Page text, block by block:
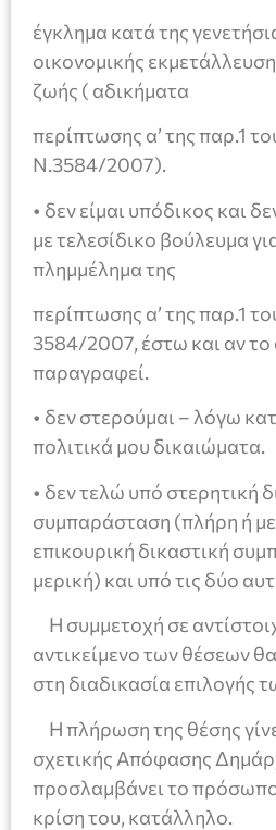
έγκλημα κατά της
οικονομικής
ζωής ( αδικήματα
περίπτωσης α’ της παρ.1
Ν.3584/2007).
• δεν είμαι υπόδικος και
με τελεσίδικο βούλευμα
πλημμέλημα της
περίπτωσης α’ της παρ.1
3584/2007, έστω και αν το
παραγραφεί.
• δεν στερούμαι – λόγω
πολιτικά μου δικαιώματα.
• δεν τελώ υπό στερητική
συμπαράσταση (πλήρη ή
επικουρική δικαστική
μερική) και υπό τις δύο
Η συμμετοχή σε
αντικείμενο των θέσεων
στη διαδικασία επιλογής
Η πλήρωση της θέσης
σχετικής Απόφασης
προσλαμβάνει το πρόσωπο
κρίση του, κατάλληλο.